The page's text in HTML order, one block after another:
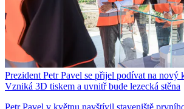
Prezident Petr Pavel se přijel podívat na nový
Vzniká 3D tiskem a uvnitř bude lezecká stěna